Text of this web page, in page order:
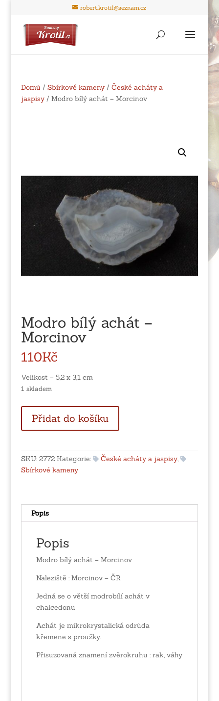
robert.krotil@seznam.cz
Domů / Sbírkové kameny/ České acháty a
jaspisy/ Modro bílý achát – Morcinov
Modro bílý achát –
Morcinov
110Kč
Velikost – 5,2 x 3,1 cm
1 skladem
bílý
achát
Morcinov
množství
Přidat do košíku
SKU: 2772 Kategorie: České acháty a jaspisy,
Sbírkové kameny
Popis
Popis
Modro bílý achát – Morcinov
Naleziště : Morcinov – ČR
Jedná se o větší modrobílí achát v
chalcedonu
Achát je mikrokrystalická odrůda
křemene s proužky.
Přisuzovaná znamení zvěrokruhu : rak, váhy